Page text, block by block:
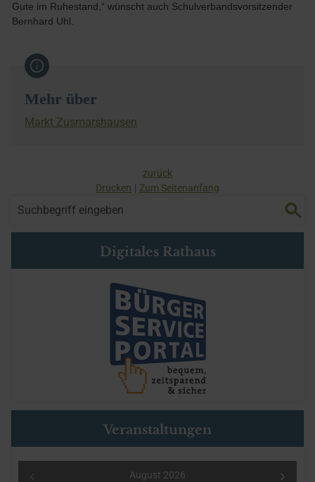
Gute im Ruhestand,“ wünscht auch Schulverbandsvorsitzender
Bernhard Uhl.
Mehr über
Markt Zusmarshausen
zurück
Drucken
Zum Seitenanfang
Digitales Rathaus
Veranstaltungen
August 2026